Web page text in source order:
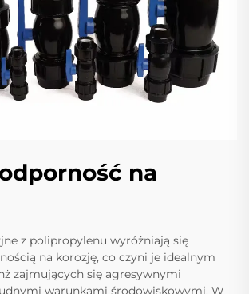
na
z polipropylenu wyróżniają się
na korozję, co czyni je idealnym
zajmujących się agresywnymi
warunkami środowiskowymi. W